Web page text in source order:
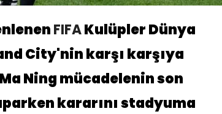
FIFAKulüpler Dünya
City'nin karşı karşıya
Ning mücadelenin son
kararını stadyuma